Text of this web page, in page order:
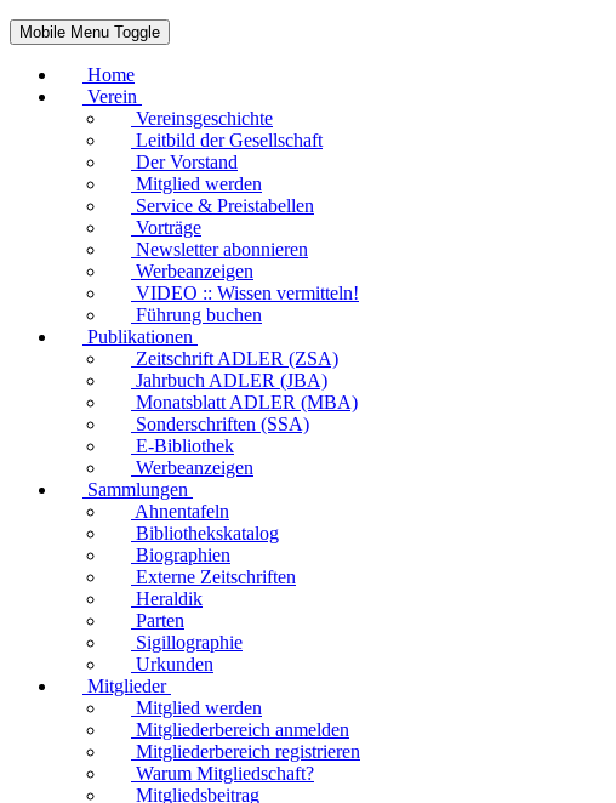
Mobile Menu Toggle
Home
Verein
Vereinsgeschichte
Leitbild der Gesellschaft
Der Vorstand
Mitglied werden
Service & Preistabellen
Vorträge
Newsletter abonnieren
Werbeanzeigen
VIDEO :: Wissen vermitteln!
Führung buchen
Publikationen
Zeitschrift ADLER (ZSA)
Jahrbuch ADLER (JBA)
Monatsblatt ADLER (MBA)
Sonderschriften (SSA)
E-Bibliothek
Werbeanzeigen
Sammlungen
Ahnentafeln
Bibliothekskatalog
Biographien
Externe Zeitschriften
Heraldik
Parten
Sigillographie
Urkunden
Mitglieder
Mitglied werden
Mitgliederbereich anmelden
Mitgliederbereich registrieren
Warum Mitgliedschaft?
Mitgliedsbeitrag